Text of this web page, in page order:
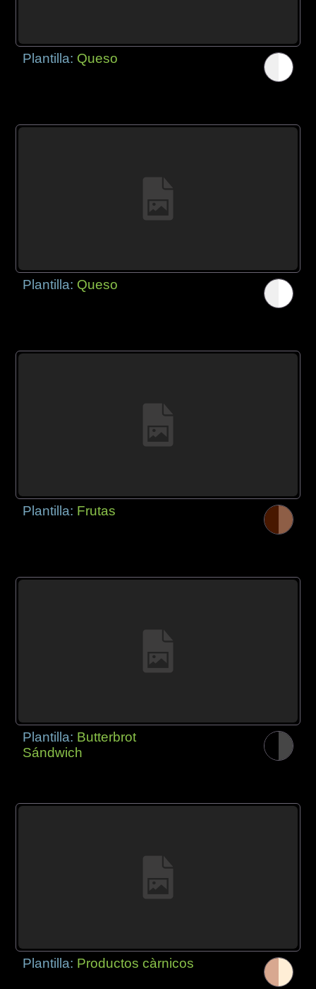
Plantilla: Queso
Plantilla: Queso
Plantilla: Frutas
Plantilla: Butterbrot
Sándwich
Plantilla: Productos càrnicos